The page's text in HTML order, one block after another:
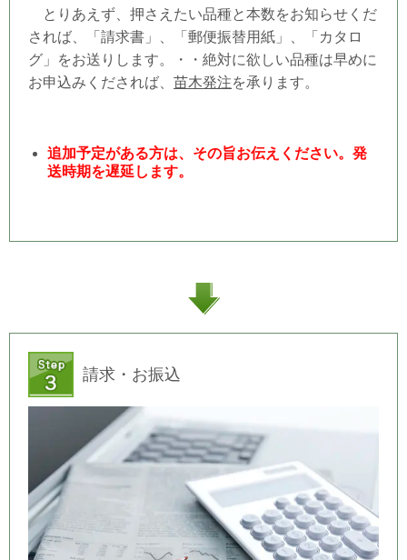
とりあえず、押さえたい品種と本数をお知らせくだ
されば、「請求書」、「郵便振替用紙」、「カタロ
グ」をお送りします。・・絶対に欲しい品種は早めに
お申込みくだされば、 苗木発注を承ります。
追加予定がある方は、その旨お伝えください。発
送時期を遅延します。
請求・お振込